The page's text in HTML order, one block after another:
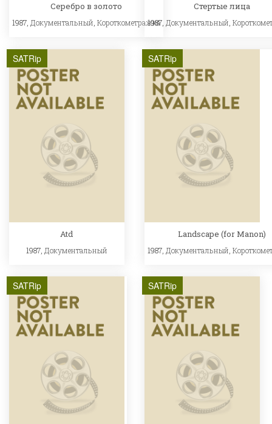
Серебро в золото
1987, Документальный Короткометражка
Стертые лица
1987, Документальный ,
SATRip
Atd
1987, Документальный
SATRip
Landscape (for Manon)
1987, Документальный ,
SATRip SATRip